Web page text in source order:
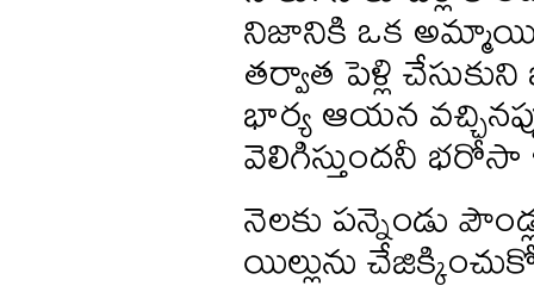
నిజానికి ఒక
తర్వాత పెళ్లి
భార్య ఆయన
వెలిగిస్తుందనీ భరోసా
నెలకు పన్నెండు
యిల్లును